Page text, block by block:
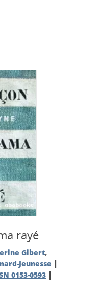
rayé
Gibert,
Jeunesse |
0153-0593 |